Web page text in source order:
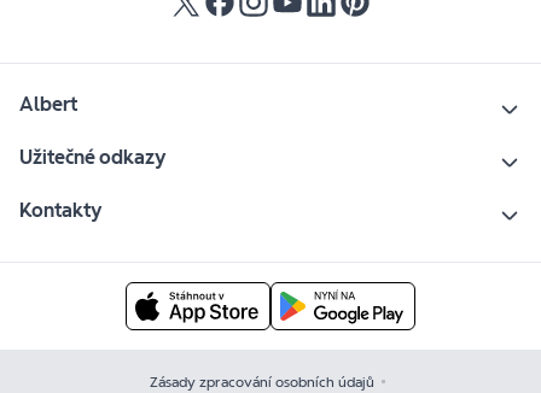
Albert
Užitečné odkazy
Kontakty
Zásady zpracování osobních údajů